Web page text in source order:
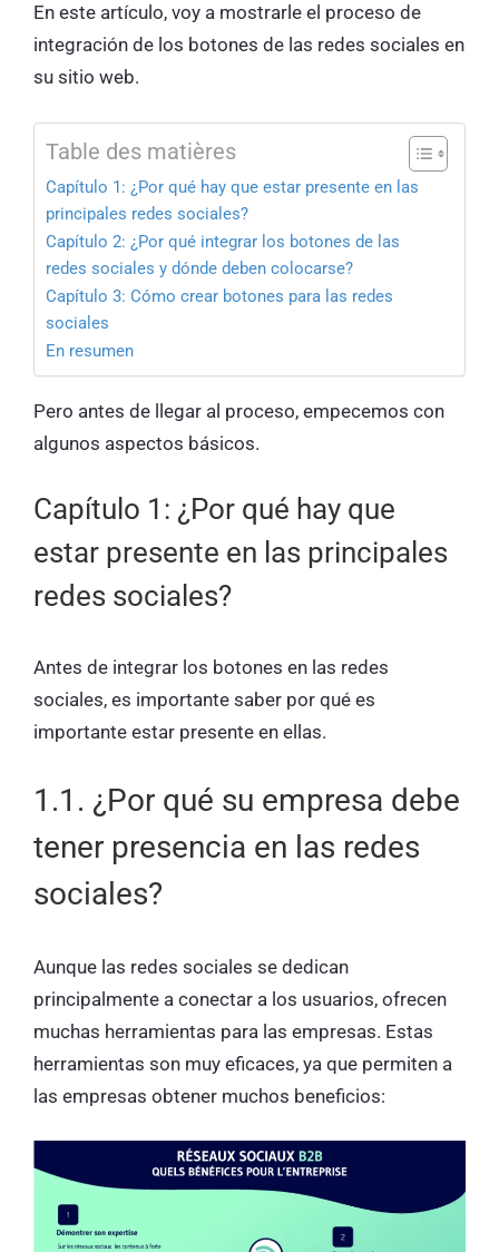
En este artículo, voy a mostrarle el proceso de
integración de los botones de las redes sociales en
su sitio web.
Table des matières
Capítulo 1: ¿Por qué hay que estar presente en las
principales redes sociales?
Capítulo 2: ¿Por qué integrar los botones de las
redes sociales y dónde deben colocarse?
Capítulo 3: Cómo crear botones para las redes
sociales
En resumen
Pero antes de llegar al proceso, empecemos con
algunos aspectos básicos.
Capítulo 1: ¿Por qué hay que
estar presente en las principales
redes sociales?
Antes de integrar los botones en las redes
sociales, es importante saber por qué es
importante estar presente en ellas.
1.1. ¿Por qué su empresa debe
tener presencia en las redes
sociales?
Aunque las redes sociales se dedican
principalmente a conectar a los usuarios, ofrecen
muchas herramientas para las empresas. Estas
herramientas son muy eficaces, ya que permiten a
las empresas obtener muchos beneficios: